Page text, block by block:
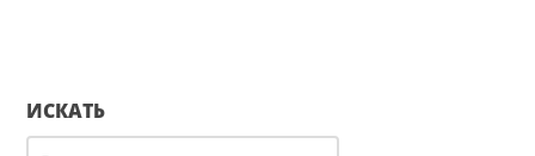
ИСКАТЬ